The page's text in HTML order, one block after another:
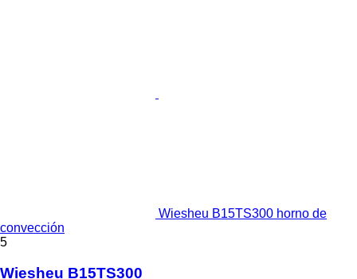
Wiesheu B15TS300 horno de
convección
5
Wiesheu B15TS300